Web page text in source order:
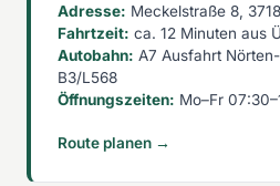
Adresse: Meckelstraße 8,
Fahrtzeit: ca. 12 Minuten aus
Autobahn: A7 Ausfahrt
B3/L568
Öffnungszeiten: Mo–Fr
Route planen →